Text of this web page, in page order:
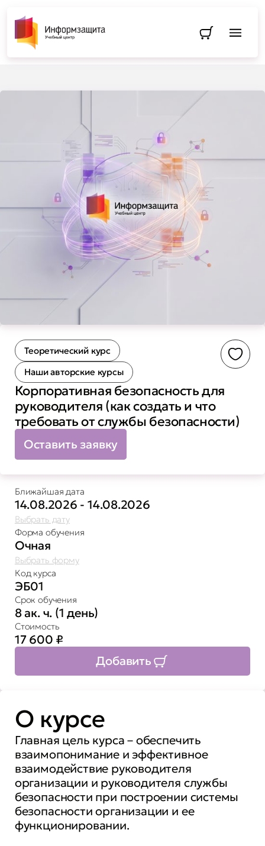
Перейти
Теоретический курс
Наши авторские курсы
Корпоративная безопасность для
руководителя (как создать и что
требовать от службы безопасности)
Оставить заявку
Ближайшая дата
14.08.2026 - 14.08.2026
Выбрать дату
Форма обучения
Очная
Выбрать форму
Код курса
ЭБ01
Срок обучения
8 ак. ч. (1 день)
Стоимость
17 600 ₽
Добавить
О курсе
Главная цель курса – обеспечить
взаимопонимание и эффективное
взаимодействие руководителя
организации и руководителя службы
безопасности при построении системы
безопасности организации и ее
функционировании.